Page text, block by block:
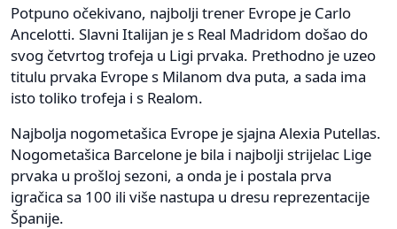
Potpuno očekivano, najbolji trener Evrope je Carlo
Ancelotti. Slavni Italijan je s Real Madridom došao do
svog četvrtog trofeja u Ligi prvaka. Prethodno je uzeo
titulu prvaka Evrope s Milanom dva puta, a sada ima
isto toliko trofeja i s Realom.
Najbolja nogometašica Evrope je sjajna Alexia Putellas.
Nogometašica Barcelone je bila i najbolji strijelac Lige
prvaka u prošloj sezoni, a onda je i postala prva
igračica sa 100 ili više nastupa u dresu reprezentacije
Španije.